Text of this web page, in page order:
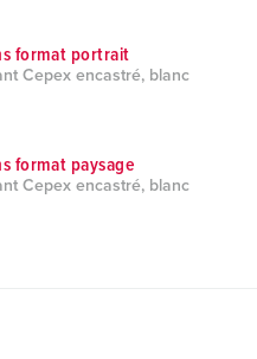
format portrait
Cepex encastré, blanc
format paysage
Cepex encastré, blanc